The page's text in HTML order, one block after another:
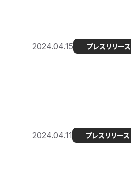
2024.04.15 プレスリリース
2024.04.11 プレスリリース